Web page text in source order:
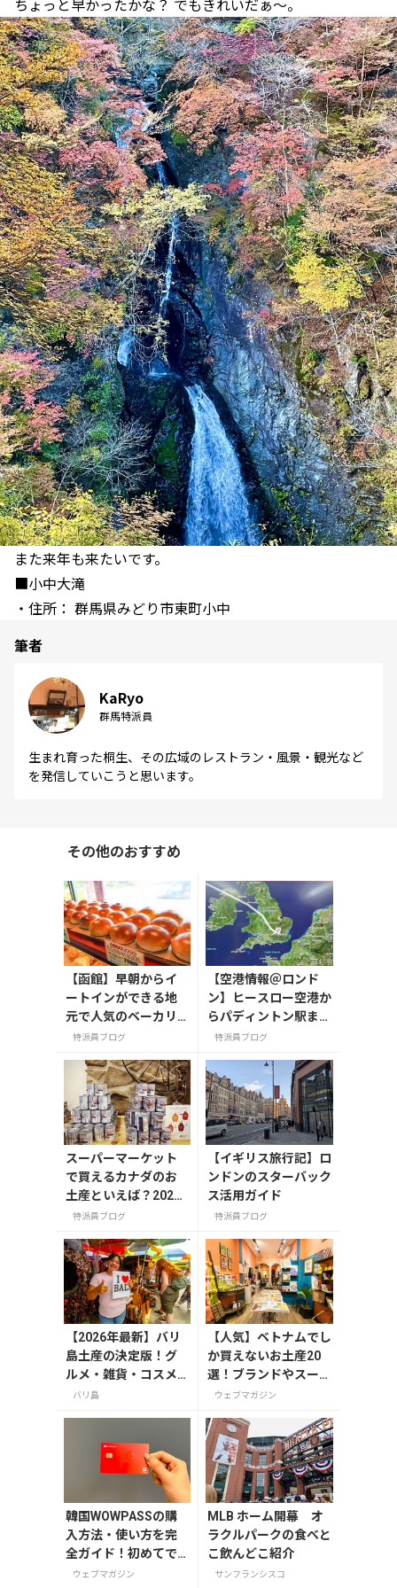
ちょっと早かったかな？ でもきれいだぁ～。
また来年も来たいです。
■小中大滝
・住所： 群馬県みどり市東町小中
筆者
KaRyo
群馬特派員
生まれ育った桐生、その広域のレストラン・風景・観光など
を発信していこうと思います。
その他のおすすめ
【函館】早朝からイ
ートインができる地
元で人気のベーカリ
ー「キングベーク本
特派員ブログ
【空港情報＠ロンド
ン】ヒースロー空港か
らパディントン駅ま
で！入国から市内への
夏版）
特派員ブログ
スーパーマーケット
で買えるカナダのお
土産といえば？2025
年版
特派員ブログ
【イギリス旅行記】ロ
ンドンのスターバック
ス活用ガイド
特派員ブログ
【2026年最新】バリ
島土産の決定版！グ
ルメ・雑貨・コスメ
のおすすめ20選
バリ島
【人気】ベトナムでし
か買えないお土産20
選！ブランドやスーパ
ーのお菓子や雑貨まで
ウェブマガジン
韓国WOWPASSの購
入方法・使い方を完
全ガイド！初めてで
も迷わない
ウェブマガジン
MLB ホーム開幕 オ
ラクルパークの食べと
こ飲んどこ紹介
サンフランシスコ